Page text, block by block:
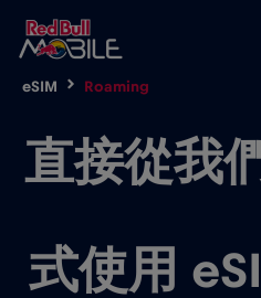
eSIM Roaming
直接從我
式使用